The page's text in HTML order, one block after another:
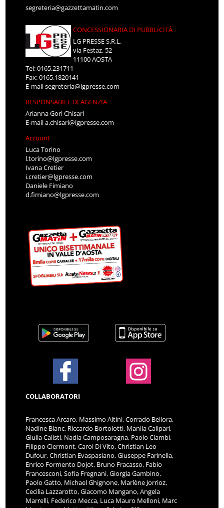
segreteria@gazzettamatin.com
CONCESSIONARIA DI PUBBLICITÀ
LG PRESSE S.R.L.
via Festaz, 52
11100 AOSTA
Tel: 0165.231711
Fax: 0165.1820141
E-mailsegreteria@lgpresse.com
RESPONSABILE DI AGENZIA
Arianna Gori Chisari
E-maila.chisari@lgpresse.com
Account
Luca Torino
l.torino@lgpresse.com
Ivana Cretier
i.cretier@lgpresse.com
Daniele Fimiano
d.fimiano@lgpresse.com
COLLABORATORI
Francesca Arcaro, Massimo Altini, Corrado Bellora,
Nadine Blanc, Riccardo Bortolotti, Manila Calipari,
Giulia Calisti, Nadia Camposaragna, Paolo Ciambi,
Filippo Clermont, Carol Di Vito, Christian Leo
Dufour, Christian Evaspasiano, Giuseppe Farinella,
Enrico Formento Dojot, Bruno Fracasso, Fabio
Francesconi, Sofia Fregnani, Giorgia Gambino,
Paolo Gatto, Michael Ghignone, Marlène Jorrioz,
Cecilia Lazzarotto, Giacomo Mangano, Angela
Marrelli, Federico Mecca, Luca Mauro Melloni, Marc